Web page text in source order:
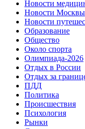
Новости
Новости Москвы
Новости
Образование
Общество
Около спорта
Олимпиада-2026
Отдых в России
Отдых за
ПДД
Политика
Происшествия
Психология
Рынки